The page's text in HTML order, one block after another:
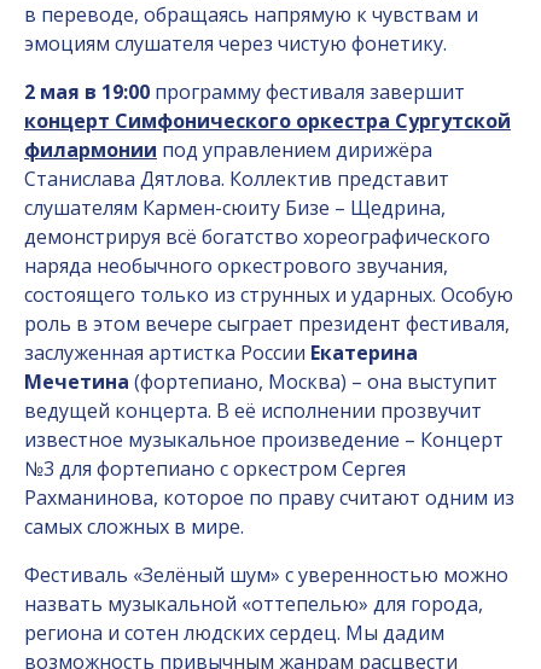
в переводе, обращаясь напрямую к чувствам и
эмоциям слушателя через чистую фонетику.
2 мая в 19:00 программу фестиваля завершит
концерт Симфонического оркестра Сургутской
филармонии под управлением дирижёра
Станислава Дятлова. Коллектив представит
слушателям Кармен-сюиту Бизе – Щедрина,
демонстрируя всё богатство хореографического
наряда необычного оркестрового звучания,
состоящего только из струнных и ударных. Особую
роль в этом вечере сыграет президент фестиваля,
заслуженная артистка России Екатерина
Мечетина (фортепиано, Москва) – она выступит
ведущей концерта. В её исполнении прозвучит
известное музыкальное произведение – Концерт
№3 для фортепиано с оркестром Сергея
Рахманинова, которое по праву считают одним из
самых сложных в мире.
Фестиваль «Зелёный шум» с уверенностью можно
назвать музыкальной «оттепелью» для города,
региона и сотен людских сердец. Мы дадим
возможность привычным жанрам расцвести